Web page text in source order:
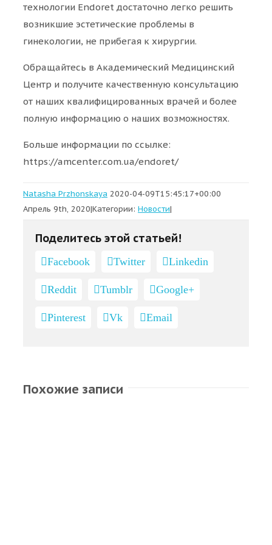
технологии Endoret достаточно легко решить
возникшие эстетические проблемы в
гинекологии, не прибегая к хирургии.
Обращайтесь в Академический Медицинский
Центр и получите качественную консультацию
от наших квалифицированных врачей и более
полную информацию о наших возможностях.
Больше информации по ссылке:
https://amcenter.com.ua/endoret/
Natasha Przhonskaya 2020-04-09T15:45:17+00:00
Апрель 9th, 2020|Категории: Новости|
Поделитесь этой статьей!
Facebook Twitter Linkedin
Reddit Tumblr Google+
Pinterest Vk Email
Похожие записи